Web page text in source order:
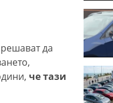
да
че тази